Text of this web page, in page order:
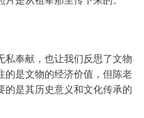
奉献，也让我们反思了文物
的是文物的经济价值，但陈老
的是其历史意义和文化传承的